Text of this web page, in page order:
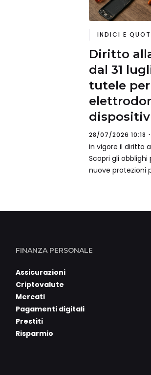
INDICI E
Diritto
dal 31
tutele per
28/07/2026 10:18
in vigore il diritto
Scopri gli
nuove protezioni
FINANZA PERSONALE
Assicurazioni
Criptovalute
Mercati
Pagamenti digitali
Prestiti
Risparmio